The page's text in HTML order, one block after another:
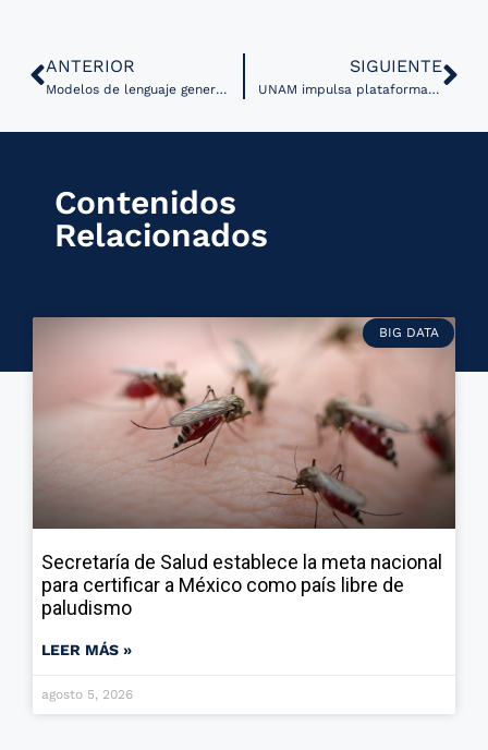
ANTERIOR
Modelos de lenguaje generan simulaciones clínicas con errores farmacológicos que los estudiantes no detectan
SIGUIENTE
UNAM impulsa plataforma de microscopía virtual con adquisición de escáner de diapositivas de campo claro
Contenidos
Relacionados
BIG DATA
Secretaría de Salud establece la meta nacional
para certificar a México como país libre de
paludismo
LEER MÁS »
agosto 5, 2026